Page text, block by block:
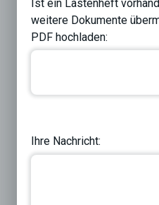
Ist ein Lastenheft
weitere Dokumente
PDF hochladen:
Ihre Nachricht: